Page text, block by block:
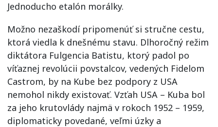
Jednoducho etalón morálky.
Možno nezaškodí pripomenúť si stručne cestu,
ktorá viedla k dnešnému stavu. Dlhoročný režim
diktátora Fulgencia Batistu, ktorý padol po
víťaznej revolúcii povstalcov, vedených Fidelom
Castrom, by na Kube bez podpory z USA
nemohol nikdy existovať. Vzťah USA – Kuba bol
za jeho krutovlády najmä v rokoch 1952 – 1959,
diplomaticky povedané, veľmi úzky a